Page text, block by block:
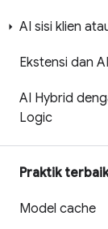
AI sisi klien
Ekstensi dan AI
AI Hybrid
Logic
Praktik terbaik
Model cache